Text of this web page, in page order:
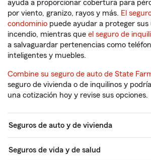
ayuda a proporcionar cobertura para
por viento, granizo, rayos y más. El
condominio puede ayudar a proteger sus
incendio, mientras que el seguro de
a salvaguardar pertenencias como
inteligentes y muebles.
Combine su seguro de auto de State
seguro de vivienda o de inquilinos y
una cotización hoy y revise sus opciones.
Seguros de auto y de vivienda
Seguros de vida y de salud